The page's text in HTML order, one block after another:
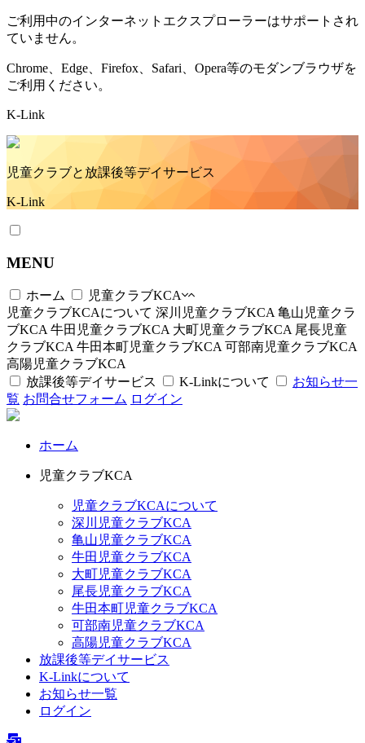
ご利用中のインターネットエクスプローラーはサポートされ
ていません。
Chrome、Edge、Firefox、Safari、Opera等のモダンブラウザを
ご利用ください。
K-Link
児童クラブと放課後等デイサービス
K-Link
MENU
ホーム
児童クラブKCA
児童クラブKCAについて 深川児童クラブKCA 亀山児童クラ
ブKCA 牛田児童クラブKCA 大町児童クラブKCA 尾長児童
クラブKCA 牛田本町児童クラブKCA 可部南児童クラブKCA
高陽児童クラブKCA
放課後等デイサービス
K-Linkについて
お知らせ一
覧 お問合せフォーム ログイン
ホーム
児童クラブKCA
児童クラブKCAについて
深川児童クラブKCA
亀山児童クラブKCA
牛田児童クラブKCA
大町児童クラブKCA
尾長児童クラブKCA
牛田本町児童クラブKCA
可部南児童クラブKCA
高陽児童クラブKCA
放課後等デイサービス
K-Linkについて
お知らせ一覧
ログイン